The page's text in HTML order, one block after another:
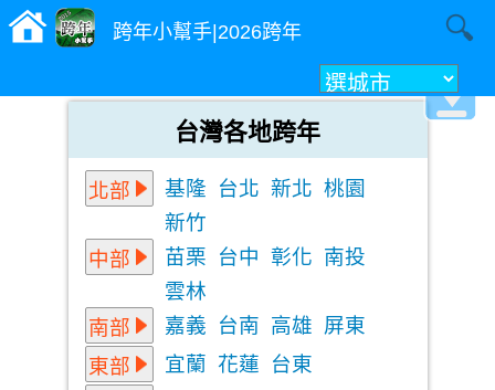
跨年小幫手|2026跨年
台灣各地跨年
北部 基隆 台北 新北 桃園
新竹
中部
苗栗 台中 彰化 南投
雲林
南部
嘉義 台南 高雄 屏東
東部
宜蘭 花蓮
台東